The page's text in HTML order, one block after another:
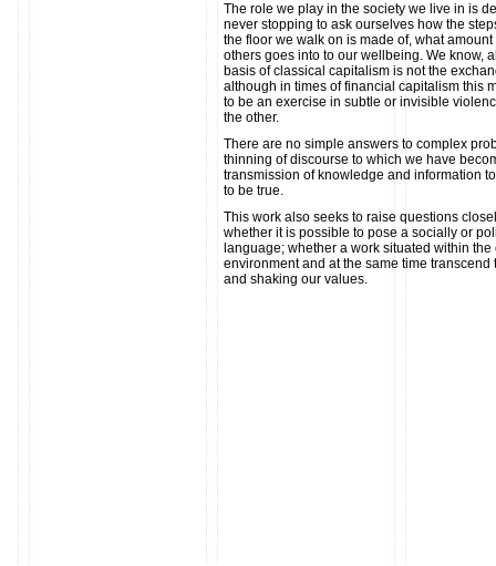
The role we play in the society we live in is
never stopping to ask ourselves how the
the floor we walk on is made of, what
others goes into to our wellbeing. We know,
basis of classical capitalism is not the
although in times of financial capitalism this
to be an exercise in subtle or invisible
the other.
There are no simple answers to complex
thinning of discourse to which we have
transmission of knowledge and information
to be true.
This work also seeks to raise questions
whether it is possible to pose a socially or
language; whether a work situated within
environment and at the same time
and shaking our values.